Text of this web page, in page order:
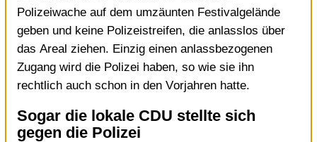
Polizeiwache auf dem umzäunten Festivalgelände
geben und keine Polizeistreifen, die anlasslos über
das Areal ziehen. Einzig einen anlassbezogenen
Zugang wird die Polizei haben, so wie sie ihn
rechtlich auch schon in den Vorjahren hatte.
Sogar die lokale CDU stellte sich
gegen die Polizei